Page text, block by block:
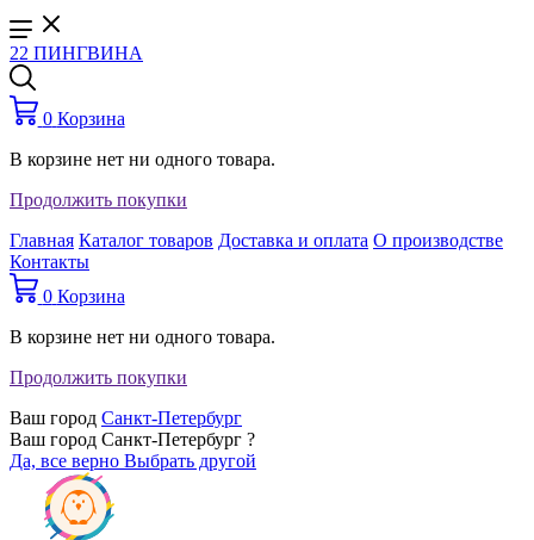
22 ПИНГВИНА
0 Корзина
В корзине нет ни одного товара.
Продолжить покупки
Главная Каталог товаров Доставка и оплата О производстве
Контакты
0 Корзина
В корзине нет ни одного товара.
Продолжить покупки
Ваш город Санкт-Петербург
Ваш город Санкт-Петербург ?
Да, все верно Выбрать другой